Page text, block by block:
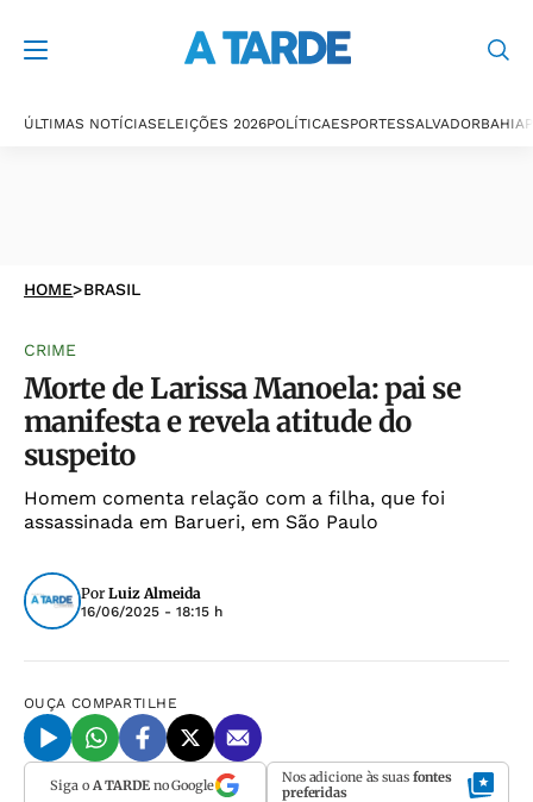
ÚLTIMAS NOTÍCIASELEIÇÕES 2026POLÍTICAESPORTESSALVADORBAHIA
HOME>BRASIL
CRIME
Morte de Larissa Manoela: pai se
manifesta e revela atitude do
suspeito
Homem comenta relação com a filha, que foi
assassinada em Barueri, em São Paulo
Por Luiz Almeida
16/06/2025 - 18:15 h
OUÇA COMPARTILHE
Siga o A TARDEno Google Nos adicione às suas fontes
preferidas